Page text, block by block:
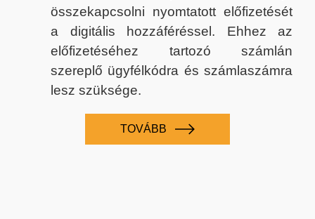
összekapcsolni nyomtatott előfizetését
a digitális hozzáféréssel. Ehhez az
előfizetéséhez tartozó számlán
szereplő ügyfélkódra és számlaszámra
lesz szüksége.
TOVÁBB